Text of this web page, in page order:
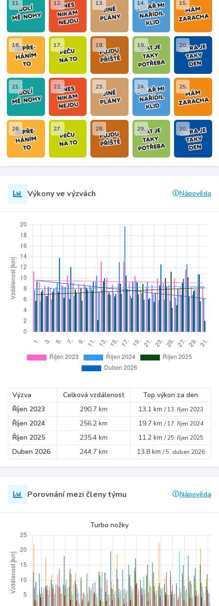
11. 12. 13. 14. 15.
16. 17. 18. 19. 20.
21. 22. 23. 24. 25.
26. 27. 28. 29. 30.
Výkony ve výzvách Nápověda
Výzva Celková vzdálenost
Top výkon za den
Říjen 2023
290.7 km 13.1 km /13. říjen 2023
Říjen 2024 256.2 km 19.7 km /17. říjen 2024
Říjen 2025 235.4 km 11.2 km /25. říjen 2025
Duben 2026 244.7 km 13.8 km /5. duben 2026
Porovnání mezi členy týmu Nápověda
Turbo nožky